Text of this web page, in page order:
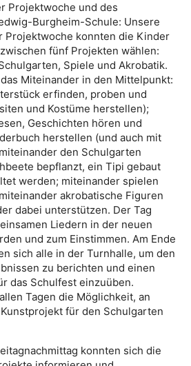
Projektwoche und des
Burgheim-Schule: Unsere
Projektwoche konnten die Kinder
fünf Projekten wählen:
Spiele und Akrobatik.
Miteinander in den Mittelpunkt:
erfinden, proben und
und Kostüme herstellen);
Geschichten hören und
herstellen (und auch mit
den Schulgarten
bepflanzt, ein Tipi gebaut
werden; miteinander spielen
akrobatische Figuren
dabei unterstützen. Der Tag
Liedern in der neuen
und zum Einstimmen. Am Ende
sich alle in der Turnhalle, um den
zu berichten und einen
das Schulfest einzuüben.
Tagen die Möglichkeit, an
für den Schulgarten
konnten sich die